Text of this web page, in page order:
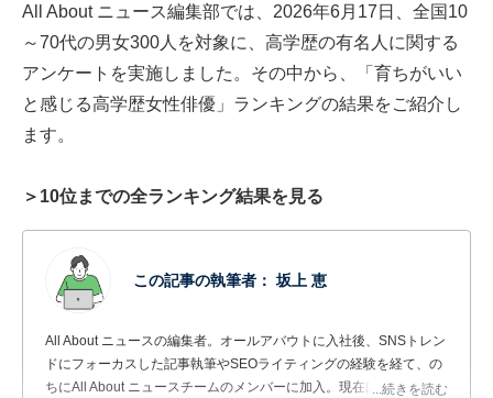
All About ニュース編集部では、2026年6月17日、全国10
～70代の男女300人を対象に、高学歴の有名人に関する
アンケートを実施しました。その中から、「育ちがいい
と感じる高学歴女性俳優」ランキングの結果をご紹介し
ます。
＞10位までの全ランキング結果を見る
この記事の執筆者： 坂上 恵
All About ニュースの編集者。オールアバウトに入社後、SNSトレン
ドにフォーカスした記事執筆やSEOライティングの経験を経て、の
ちにAll About ニュースチームのメンバーに加入。現在は旅行・カル
...続きを読む